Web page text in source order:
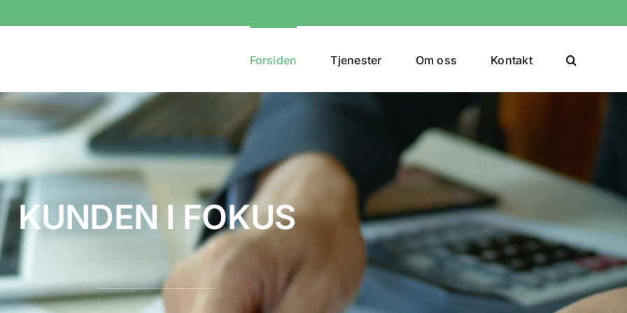
Forsiden Tjenester Om oss Kontakt
KUNDEN I FOKUS